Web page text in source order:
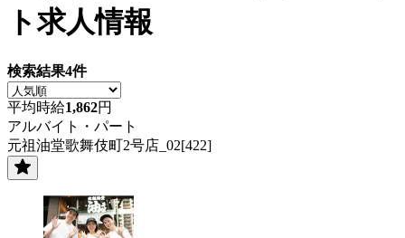
ト求人情報
検索結果4件
平均時給1,862円
アルバイト・パート
元祖油堂歌舞伎町2号店_02[422]